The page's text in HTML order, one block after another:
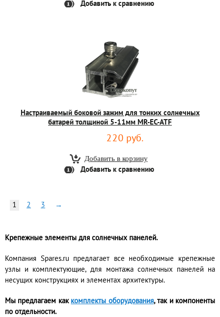
Добавить к сравнению
Настраиваемый боковой зажим для тонких солнечных
батарей толщиной 5-11мм MR-EC-ATF
220 руб.
Добавить к сравнению
1 2 3 →
Крепежные элементы для солнечных панелей.
Компания Spares.ru предлагает все необходимые крепежные
узлы и комплектующие, для монтажа солнечных панелей на
несущих конструкциях и элементах архитектуры.
Мы предлагаем как комплекты оборудования, так и компоненты
по отдельности.